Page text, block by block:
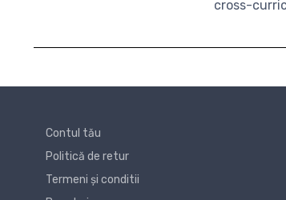
cross-
Contul tău
Politică de retur
Termeni și conditii